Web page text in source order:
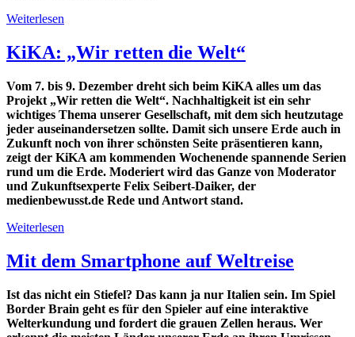
Weiterlesen
KiKA: „Wir retten die Welt“
Vom 7. bis 9. Dezember dreht sich beim KiKA alles um das
Projekt „Wir retten die Welt“. Nachhaltigkeit ist ein sehr
wichtiges Thema unserer Gesellschaft, mit dem sich heutzutage
jeder auseinandersetzen sollte. Damit sich unsere Erde auch in
Zukunft noch von ihrer schönsten Seite präsentieren kann,
zeigt der KiKA am kommenden Wochenende spannende Serien
rund um die Erde. Moderiert wird das Ganze von Moderator
und Zukunftsexperte Felix Seibert-Daiker, der
medienbewusst.de Rede und Antwort stand.
Weiterlesen
Mit dem Smartphone auf Weltreise
Ist das nicht ein Stiefel? Das kann ja nur Italien sein. Im Spiel
Border Brain geht es für den Spieler auf eine interaktive
Welterkundung und fordert die grauen Zellen heraus. Wer